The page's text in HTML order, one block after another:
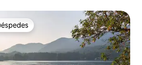
más destacados